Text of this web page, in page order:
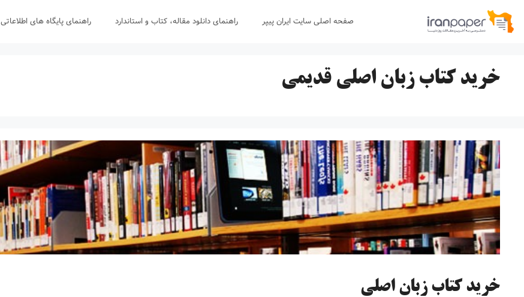
پرش
صفحه اصلی سایت ایران پیپر راهنمای دانلود مقاله، کتاب و استاندارد راهنمای پایگاه های اطلاعاتی
خرید کتاب زبان اصلی قدیمی
خرید کتاب زبان اصلی